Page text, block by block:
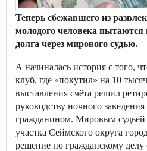
Теперь сбежавшего из
молодого человека пытаются
долга через мирового судью.
А начиналась история с того,
клуб, где «покутил» на 10
выставления счёта решил
руководству ночного
гражданином. Мировым судьей
участка Сеймского округа
решение по гражданскому